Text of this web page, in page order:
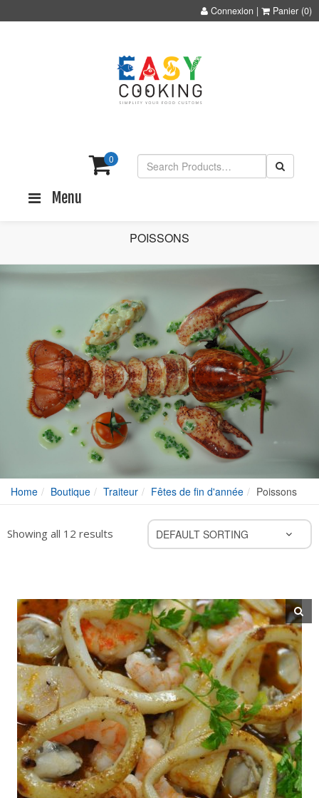
Connexion | Panier (0)
0
Menu
POISSONS
Home Boutique Traiteur Fêtes de fin d'année Poissons
Showing all 12 results